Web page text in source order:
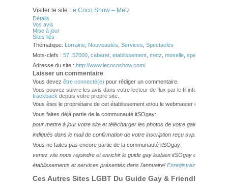
Visiter le site Le Coco Show – Metz
Détails
Vos avis
Mise à jour
Sites liés
Thématique: Lorraine Nouveautés Services Spectacles
Mots-clefs : 57 57000 cabaret etablissement metz moselle spectacle
Adresse du site : http://www.lecocoshow.com/
Laisser un commentaire
Vous devez être connecté(e) pour rédiger un commentaire.
Vous pouvez suivre les avis dans votre lecteur de flux par le fil info
trackback depuis votre propre site.
Vous êtes le propriétaire de cet établissement et/ou le webmaster de ce site?
Vous faites déjà partie de la communauté itSOgay:
pour mettre à jour votre site et télécharger les photos de votre galerie,
indiqués dans le mail de confirmation de votre inscription reçu svp.
Vous ne faites pas encore partie de la communauté itSOgay:
venez vite nous rejoindre et enrichir le guide gay lesbien itSOgay de vos
établissements et services présentés dans l'annuaire! Enregistrez-vous ici!
Ces Autres Sites LGBT Du Guide Gay & Friendly